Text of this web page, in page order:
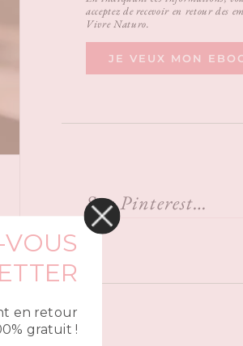
acceptez de recevoir en retour des
Vivre Naturo.
JE VEUX MON
Sur Pinterest…
en retour
gratuit !